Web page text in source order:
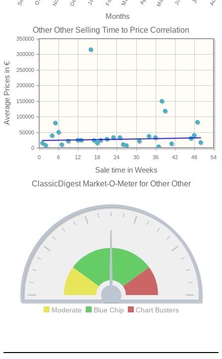
Months
Other Other Selling Time to Price Correlation
0 6 12 18 24 30 36 42 48 54
0
50000
100000
150000
200000
250000
300000
350000
ClassicDigest Market-O-Meter for Other Other
Moderate Blue Chip Chart Busters